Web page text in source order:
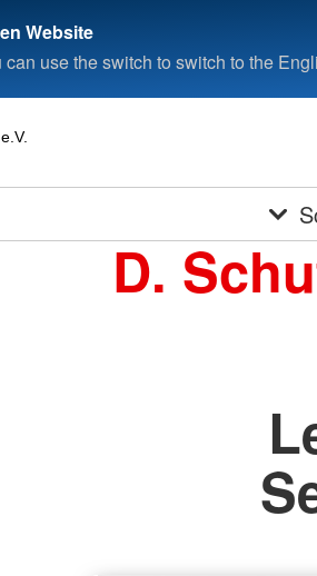
Website
use the switch to switch to the
D.